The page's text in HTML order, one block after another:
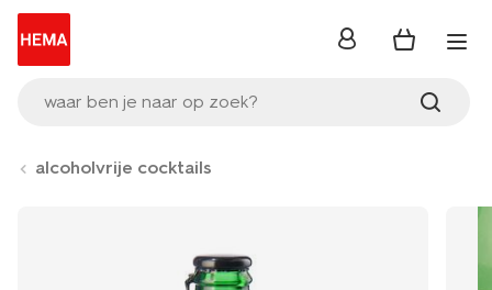
waar ben je naar op zoek?
inloggen
alcoholvrije cocktails